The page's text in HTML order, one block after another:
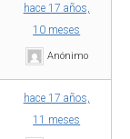
hace 17 años,
10 meses
Anónimo
hace 17 años,
11 meses